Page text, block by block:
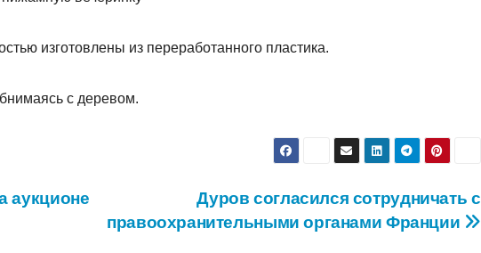
изготовлены из переработанного пластика.
с деревом.
Дуров согласился сотрудничать с
правоохранительными органами Франции
аукционе